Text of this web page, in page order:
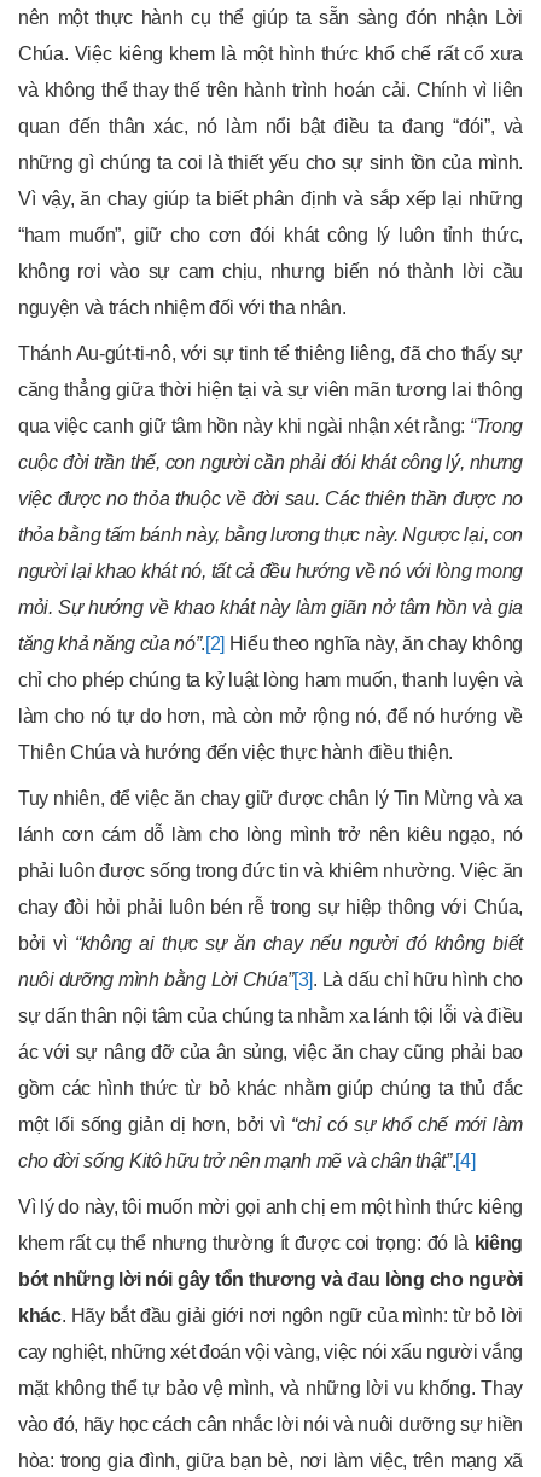
nên một thực hành cụ thể giúp ta sẵn sàng đón nhận Lời
Chúa. Việc kiêng khem là một hình thức khổ chế rất cổ xưa
và không thể thay thế trên hành trình hoán cải. Chính vì liên
quan đến thân xác, nó làm nổi bật điều ta đang “đói”, và
những gì chúng ta coi là thiết yếu cho sự sinh tồn của mình.
Vì vậy, ăn chay giúp ta biết phân định và sắp xếp lại những
“ham muốn”, giữ cho cơn đói khát công lý luôn tỉnh thức,
không rơi vào sự cam chịu, nhưng biến nó thành lời cầu
nguyện và trách nhiệm đối với tha nhân.
Thánh Au-gút-ti-nô, với sự tinh tế thiêng liêng, đã cho thấy sự
căng thẳng giữa thời hiện tại và sự viên mãn tương lai thông
qua việc canh giữ tâm hồn này khi ngài nhận xét rằng: “Trong
cuộc đời trần thế, con người cần phải đói khát công lý, nhưng
việc được no thỏa thuộc về đời sau. Các thiên thần được no
thỏa bằng tấm bánh này, bằng lương thực này. Ngược lại, con
người lại khao khát nó, tất cả đều hướng về nó với lòng mong
mỏi. Sự hướng về khao khát này làm giãn nở tâm hồn và gia
tăng khả năng của nó”.[2] Hiểu theo nghĩa này, ăn chay không
chỉ cho phép chúng ta kỷ luật lòng ham muốn, thanh luyện và
làm cho nó tự do hơn, mà còn mở rộng nó, để nó hướng về
Thiên Chúa và hướng đến việc thực hành điều thiện.
Tuy nhiên, để việc ăn chay giữ được chân lý Tin Mừng và xa
lánh cơn cám dỗ làm cho lòng mình trở nên kiêu ngạo, nó
phải luôn được sống trong đức tin và khiêm nhường. Việc ăn
chay đòi hỏi phải luôn bén rễ trong sự hiệp thông với Chúa,
bởi vì “không ai thực sự ăn chay nếu người đó không biết
nuôi dưỡng mình bằng Lời Chúa”[3]. Là dấu chỉ hữu hình cho
sự dấn thân nội tâm của chúng ta nhằm xa lánh tội lỗi và điều
ác với sự nâng đỡ của ân sủng, việc ăn chay cũng phải bao
gồm các hình thức từ bỏ khác nhằm giúp chúng ta thủ đắc
một lối sống giản dị hơn, bởi vì “chỉ có sự khổ chế mới làm
cho đời sống Kitô hữu trở nên mạnh mẽ và chân thật”.[4]
Vì lý do này, tôi muốn mời gọi anh chị em một hình thức kiêng
khem rất cụ thể nhưng thường ít được coi trọng: đó là kiêng
bớt những lời nói gây tổn thương và đau lòng cho người
khác. Hãy bắt đầu giải giới nơi ngôn ngữ của mình: từ bỏ lời
cay nghiệt, những xét đoán vội vàng, việc nói xấu người vắng
mặt không thể tự bảo vệ mình, và những lời vu khống. Thay
vào đó, hãy học cách cân nhắc lời nói và nuôi dưỡng sự hiền
hòa: trong gia đình, giữa bạn bè, nơi làm việc, trên mạng xã